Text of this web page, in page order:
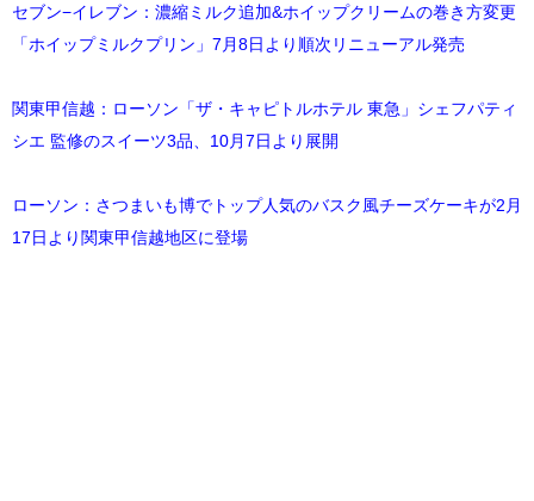
セブン−イレブン：濃縮ミルク追加&ホイップクリームの巻き方変更
「ホイップミルクプリン」7月8日より順次リニューアル発売
関東甲信越：ローソン「ザ・キャピトルホテル 東急」シェフパティ
シエ 監修のスイーツ3品、10月7日より展開
ローソン：さつまいも博でトップ人気のバスク風チーズケーキが2月
17日より関東甲信越地区に登場